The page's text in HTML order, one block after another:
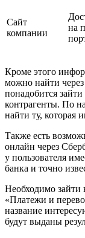
Сайт
компании
на
Кроме этого
можно найти
понадобится
контрагенты. По
найти ту, которая
Также есть
онлайн через
у пользователя
банка и точно
Необходимо зайти
«Платежи и
название
будут выданы